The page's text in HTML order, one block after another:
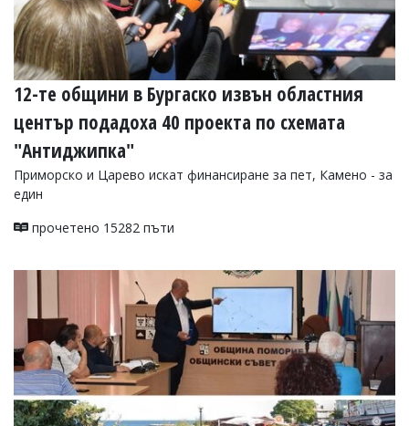
12-те общини в Бургаско извън областния
център подадоха 40 проекта по схемата
"Антиджипка"
Приморско и Царево искат финансиране за пет, Камено - за
един
прочетено 15282 пъти